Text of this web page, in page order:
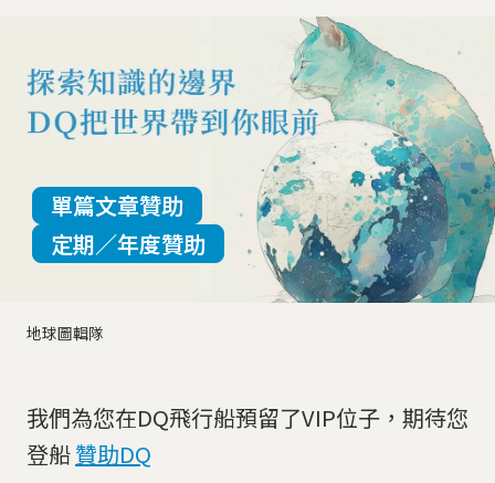
地球圖輯隊
單篇文章贊助
定期／年度贊助
我們為您在DQ飛行船預留了VIP位子，期待您
登船贊助DQ